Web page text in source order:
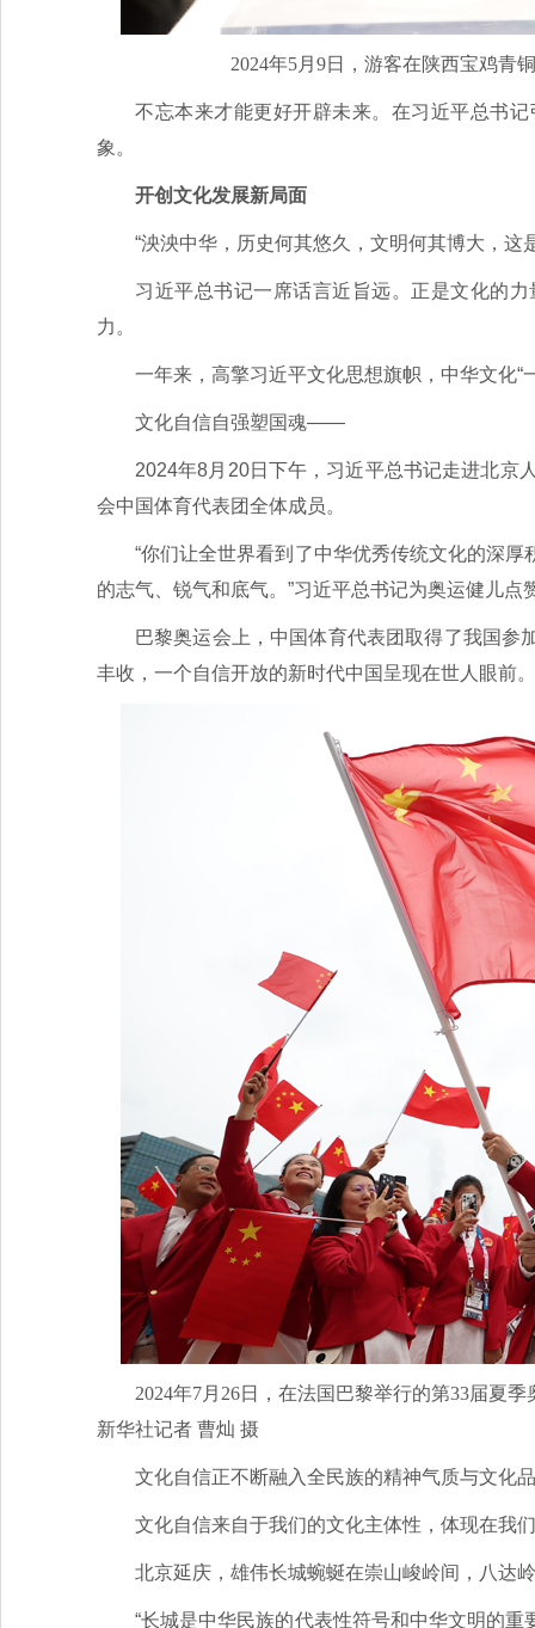
2024年5月9日，游客在陕西宝鸡青
不忘本来才能更好开辟未来。在习近平总书
象。
开创文化发展新局面
“泱泱中华，历史何其悠久，文明何其博大，这
习近平总书记一席话言近旨远。正是文化的
力。
一年来，高擎习近平文化思想旗帜，中华文化“
文化自信自强塑国魂——
2024年8月20日下午，习近平总书记走进北京
会中国体育代表团全体成员。
“你们让全世界看到了中华优秀传统文化的深
的志气、锐气和底气。”习近平总书记为奥运健儿点
巴黎奥运会上，中国体育代表团取得了我国参
丰收，一个自信开放的新时代中国呈现在世人眼前。
2024年7月26日，在法国巴黎举行的第33届夏
新华社记者 曹灿 摄
文化自信正不断融入全民族的精神气质与文化
文化自信来自于我们的文化主体性，体现在我
北京延庆，雄伟长城蜿蜒在崇山峻岭间，八达
“长城是中华民族的代表性符号和中华文明的